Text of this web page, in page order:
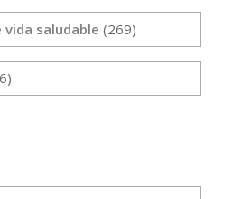
vida saludable (269)